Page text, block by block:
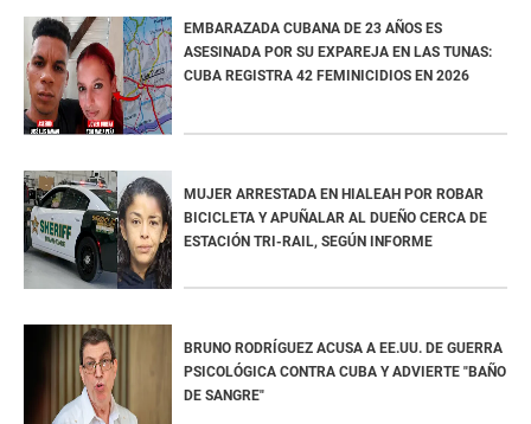
EMBARAZADA CUBANA DE 23 AÑOS ES
ASESINADA POR SU EXPAREJA EN LAS TUNAS:
CUBA REGISTRA 42 FEMINICIDIOS EN 2026
MUJER ARRESTADA EN HIALEAH POR ROBAR
BICICLETA Y APUÑALAR AL DUEÑO CERCA DE
ESTACIÓN TRI-RAIL, SEGÚN INFORME
BRUNO RODRÍGUEZ ACUSA A EE.UU. DE GUERRA
PSICOLÓGICA CONTRA CUBA Y ADVIERTE "BAÑO
DE SANGRE"